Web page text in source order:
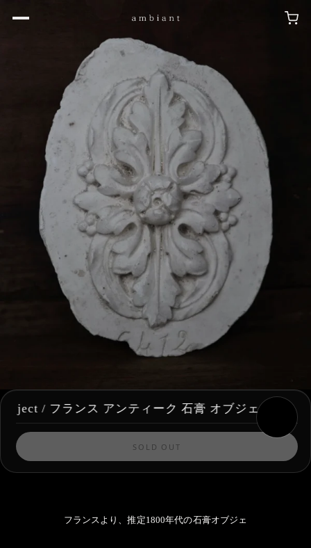
/ フランス アンティーク 石膏 オブジェ
SOLD OUT
フランスより、推定1800年代の石膏オブジェ